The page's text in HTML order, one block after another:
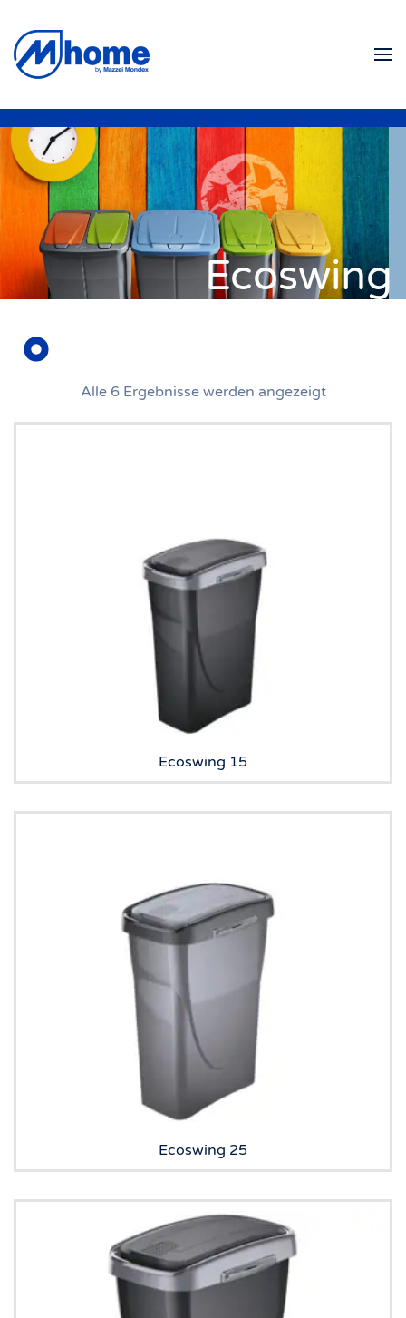
Zum Hauptinhalt springen
Ecoswing
Alle 6 Ergebnisse werden angezeigt
Ecoswing 15
Ecoswing 25